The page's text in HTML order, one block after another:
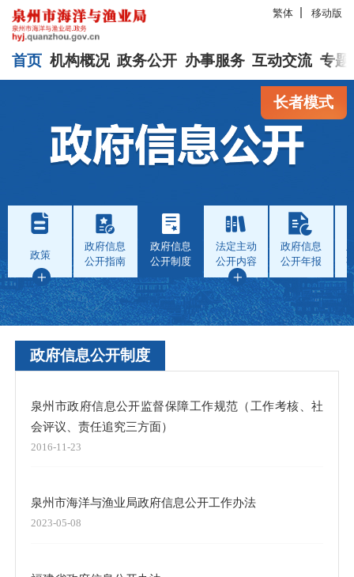
繁体 移动版
首页 机构概况 政务公开 办事服务 互动交流 专题
长者模式
政策
政府信息
公开指南
政府信息
公开制度
法定主动
公开内容
政府信息
公开年报
政府信息公开制度
泉州市政府信息公开监督保障工作规范（工作考核、社
会评议、责任追究三方面）
2016-11-23
泉州市海洋与渔业局政府信息公开工作办法
2023-05-08